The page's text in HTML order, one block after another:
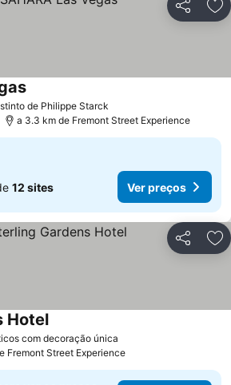
Partilhar
de Philippe Starck
a 3.3 km de Fremont Street Experience
12 sites Ver preços
Partilhar
com decoração única
Hotel
Fremont Street Experience